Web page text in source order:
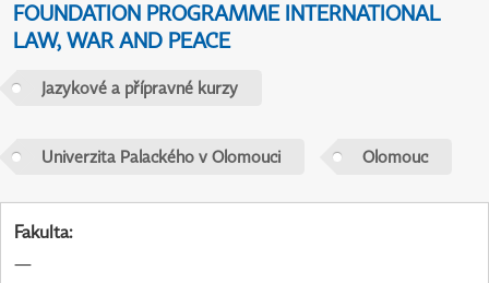
FOUNDATION PROGRAMME INTERNATIONAL
LAW, WAR AND PEACE
Jazykové a přípravné kurzy
Univerzita Palackého v Olomouci Olomouc
Fakulta:
—